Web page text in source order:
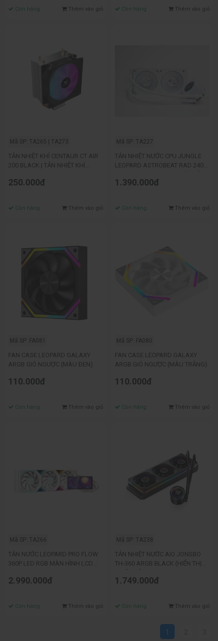
Còn hàng Thêm vào giỏ Còn hàng Thêm vào giỏ
Mã SP: TA265 | TA273
TẢN NHIỆT KHÍ CENTAUR CT AIR
200 BLACK | TẢN NHIỆT KHÍ
250.000đ
Còn hàng Thêm vào giỏ
Mã SP: TA227
TẢN NHIỆT NƯỚC CPU JUNGLE
LEOPARD ASTROBEAT RAD 240
HIỂN THỊ NHIỆT ĐỘ)
1.390.000đ
Còn hàng Thêm vào giỏ
Mã SP: FA081
FAN CASE LEOPARD GALAXY
ARGB GIÓ NGƯỢC (MÀU ĐEN)
110.000đ
Còn hàng Thêm vào giỏ
Mã SP: FA080
FAN CASE LEOPARD GALAXY
ARGB GIÓ NGƯỢC (MÀU TRẮNG)
110.000đ
Còn hàng Thêm vào giỏ
Mã SP: TA266
TẢN NƯỚC LEOPARD PRO FLOW
360P LED RGB MÀN HÌNH LCD
2.990.000đ
Còn hàng Thêm vào giỏ
Mã SP: TA238
TẢN NHIỆT NƯỚC AIO JONSBO
TH-360 ARGB BLACK (HIỂN THỊ
1.749.000đ
Còn hàng Thêm vào giỏ
1